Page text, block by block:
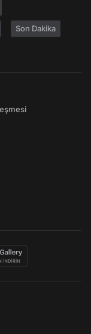
Son Dakika